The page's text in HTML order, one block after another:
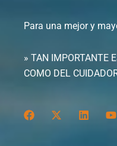
Para una mejor y
» TAN IMPORTANTE
COMO DEL
F
X
L
Y